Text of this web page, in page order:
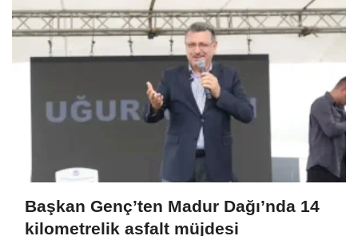
Başkan Genç’ten Madur Dağı’nda 14
kilometrelik asfalt müjdesi